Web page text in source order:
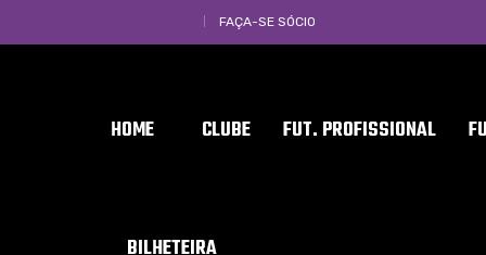
FAÇA-SE SÓCIO
HOME CLUBE FUT. PROFISSIONAL